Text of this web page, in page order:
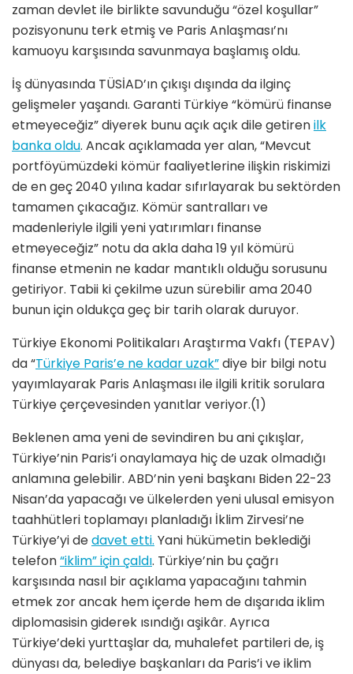
zaman devlet ile birlikte savunduğu “özel koşullar”
pozisyonunu terk etmiş ve Paris Anlaşması’nı
kamuoyu karşısında savunmaya başlamış oldu.
İş dünyasında TÜSİAD’ın çıkışı dışında da ilginç
gelişmeler yaşandı. Garanti Türkiye “kömürü finanse
etmeyeceğiz” diyerek bunu açık açık dile getirenilk
banka oldu. Ancak açıklamada yer alan, “Mevcut
portföyümüzdeki kömür faaliyetlerine ilişkin riskimizi
de en geç 2040 yılına kadar sıfırlayarak bu sektörden
tamamen çıkacağız. Kömür santralları ve
madenleriyle ilgili yeni yatırımları finanse
etmeyeceğiz” notu da akla daha 19 yıl kömürü
finanse etmenin ne kadar mantıklı olduğu sorusunu
getiriyor. Tabii ki çekilme uzun sürebilir ama 2040
bunun için oldukça geç bir tarih olarak duruyor.
Türkiye Ekonomi Politikaları Araştırma Vakfı (TEPAV)
da “Türkiye Paris’e ne kadar uzak”diye bir bilgi notu
yayımlayarak Paris Anlaşması ile ilgili kritik sorulara
Türkiye çerçevesinden yanıtlar veriyor.(1)
Beklenen ama yeni de sevindiren bu ani çıkışlar,
Türkiye’nin Paris’i onaylamaya hiç de uzak olmadığı
anlamına gelebilir. ABD’nin yeni başkanı Biden 22-23
Nisan’da yapacağı ve ülkelerden yeni ulusal emisyon
taahhütleri toplamayı planladığı İklim Zirvesi’ne
Türkiye’yi dedavet etti. Yani hükümetin beklediği
telefon“iklim” için çaldı. Türkiye’nin bu çağrı
karşısında nasıl bir açıklama yapacağını tahmin
etmek zor ancak hem içerde hem de dışarıda iklim
diplomasisin giderek ısındığı aşikâr. Ayrıca
Türkiye’deki yurttaşlar da, muhalefet partileri de, iş
dünyası da, belediye başkanları da Paris’i ve iklim